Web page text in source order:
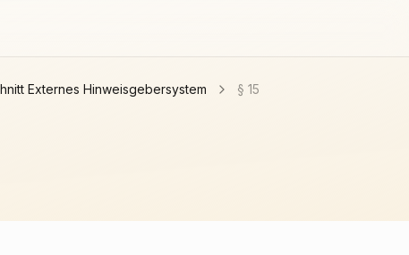
Externes Hinweisgebersystem § 15